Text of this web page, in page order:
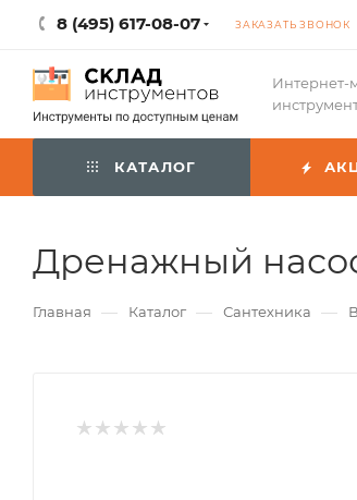
8 (495) 617-08-07 ЗАКАЗАТЬ ЗВОНОК
Интернет-
КАТАЛОГ
Дренажный насос
Главная — Каталог — Сантехника —